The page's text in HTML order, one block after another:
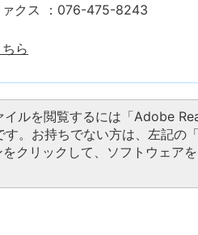
クス ：076-475-8243
ら
イルを閲覧するには「Adobe
す。お持ちでない方は、左記
クリックして、ソフトウェア